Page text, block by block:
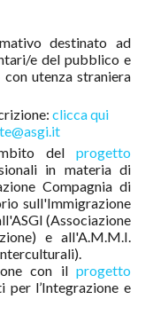
destinato ad
e del pubblico e
utenza straniera
clicca qui
del progetto
in materia di
Compagnia di
sull'Immigrazione
(Associazione
e all'A.M.M.I.
con il progetto
per l’Integrazione e